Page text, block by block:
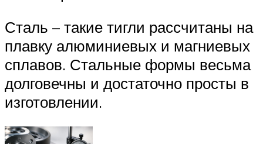
Сталь – такие тигли рассчитаны на
плавку алюминиевых и магниевых
сплавов. Стальные формы весьма
долговечны и достаточно просты в
изготовлении.